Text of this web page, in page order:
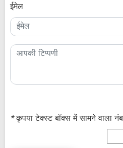
ईमेल
*कृपया टेक्स्ट बॉक्स में सामने वाला